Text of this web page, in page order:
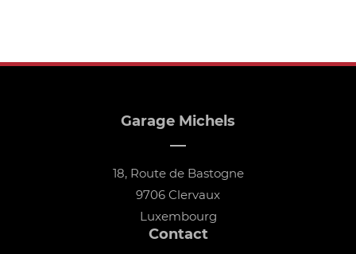
Garage Michels
18, Route de Bastogne
9706 Clervaux
Luxembourg
Contact